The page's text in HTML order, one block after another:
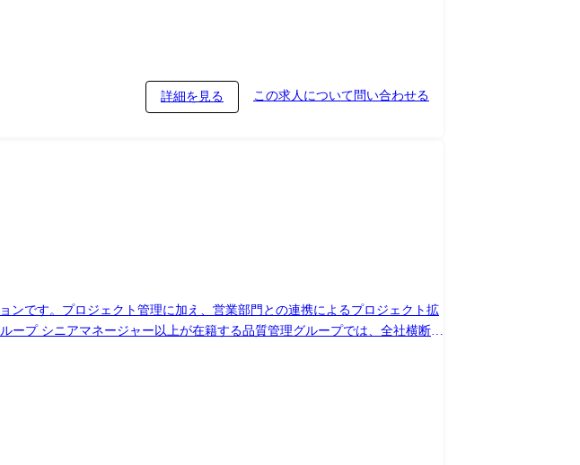
ート ・ビジネス企画部門から出てくるビジネス要求定義書の精査、システ
詳細を見る この求人について問い合わせる
です。プロジェクト管理に加え、営業部門との連携によるプロジェクト拡
きたいと考えており、現在プライムベンダーとしてSI案件を獲得するため